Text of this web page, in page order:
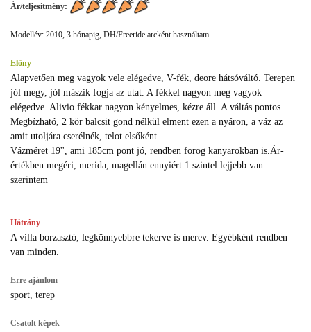
Ár/teljesítmény:
Modellév: 2010, 3 hónapig, DH/Freeride arcként használtam
Előny
Alapvetően meg vagyok vele elégedve, V-fék, deore hátsóváltó. Terepen
jól megy, jól mászik fogja az utat. A fékkel nagyon meg vagyok
elégedve. Alivio fékkar nagyon kényelmes, kézre áll. A váltás pontos.
Megbízható, 2 kör balcsit gond nélkül elment ezen a nyáron, a váz az
amit utoljára cserélnék, telot elsőként.
Vázméret 19'', ami 185cm pont jó, rendben forog kanyarokban is.Ár-
értékben megéri, merida, magellán ennyiért 1 szintel lejjebb van
szerintem
Hátrány
A villa borzasztó, legkönnyebbre tekerve is merev. Egyébként rendben
van minden.
Erre ajánlom
sport, terep
Csatolt képek